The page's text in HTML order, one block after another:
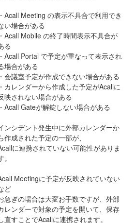
・Acall Meeting の表示不具合で利用でき
い場合がある
・Acall Mobile の終了時間表示不具合が
る
・Acall Portal で予定が重なって表示され
場合がある
・会議室予定が作成できない場合がある
・カレンダーから作成した予定がAcallに
映されない場合がある
・Acall Gateが解錠しない場合がある
ンシデント発生中に外部カレンダーか
作成された予定の一部が、
に連携されていない可能性がありま
。
Meetingに予定が反映されていない
ど
急ぎの場合は大変お手数ですが、外部
レンダーで対象の予定を開いて、保存
直すことでAcallに連携されます。